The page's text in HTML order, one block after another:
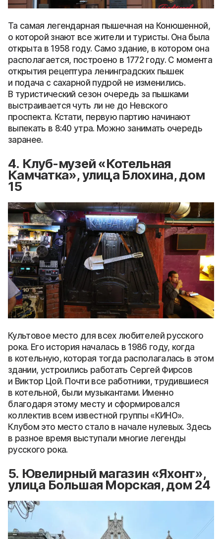
Та самая легендарная пышечная на Конюшенной,
о которой знают все жители и туристы. Она была
открыта в 1958 году. Само здание, в котором она
располагается, построено в 1772 году. С момента
открытия рецептура ленинградских пышек
и подача с сахарной пудрой не изменились.
В туристический сезон очередь за пышками
выстраивается чуть ли не до Невского
проспекта. Кстати, первую партию начинают
выпекать в 8:40 утра. Можно занимать очередь
заранее.
4. Клуб-музей «Котельная
Камчатка», улица Блохина, дом
15
Культовое место для всех любителей русского
рока. Его история началась в 1986 году, когда
в котельную, которая тогда располагалась в этом
здании, устроились работать Сергей Фирсов
и Виктор Цой. Почти все работники, трудившиеся
в котельной, были музыкантами. Именно
благодаря этому месту и сформировался
коллектив всем известной группы «КИНО».
Клубом это место стало в начале нулевых. Здесь
в разное время выступали многие легенды
русского рока.
5. Ювелирный магазин «Яхонт»,
улица Большая Морская, дом 24